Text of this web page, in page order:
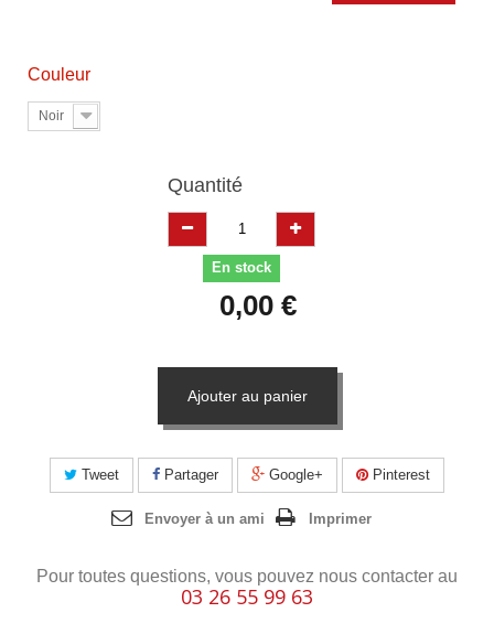
Couleur
Noir
Quantité
En stock
0,00 €
Ajouter au panier
Tweet Partager Google+ Pinterest
Envoyer à un ami Imprimer
Pour toutes questions, vous pouvez nous contacter au
03 26 55 99 63